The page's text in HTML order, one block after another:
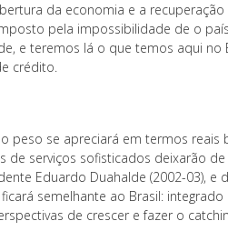
da economia e a
pela impossibilidade de o
e teremos lá o que temos aqui no
crédito.
peso se apreciará em termos reais
de serviços sofisticados deixarão
Eduardo Duahalde (2002-03), e
semelhante ao Brasil: integrado
de crescer e fazer o